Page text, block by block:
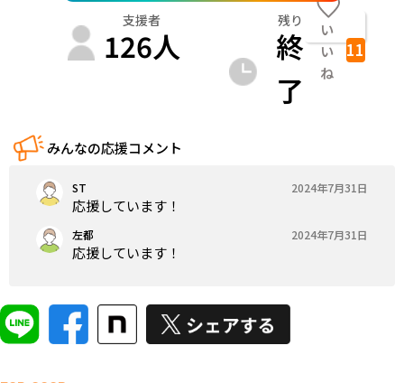
支援者
126人
残り
終
了
い
い
ね
11
みんなの応援コメント
ST 2024年7月31日
応援しています！
左都 2024年7月31日
応援しています！